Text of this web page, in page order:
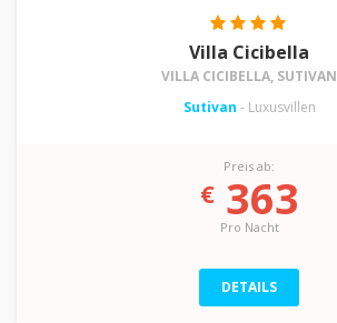
Villa Cicibella
VILLA CICIBELLA, SUTIVAN
Sutivan - Luxusvillen
Preis ab:
€363
Pro Nacht
DETAILS